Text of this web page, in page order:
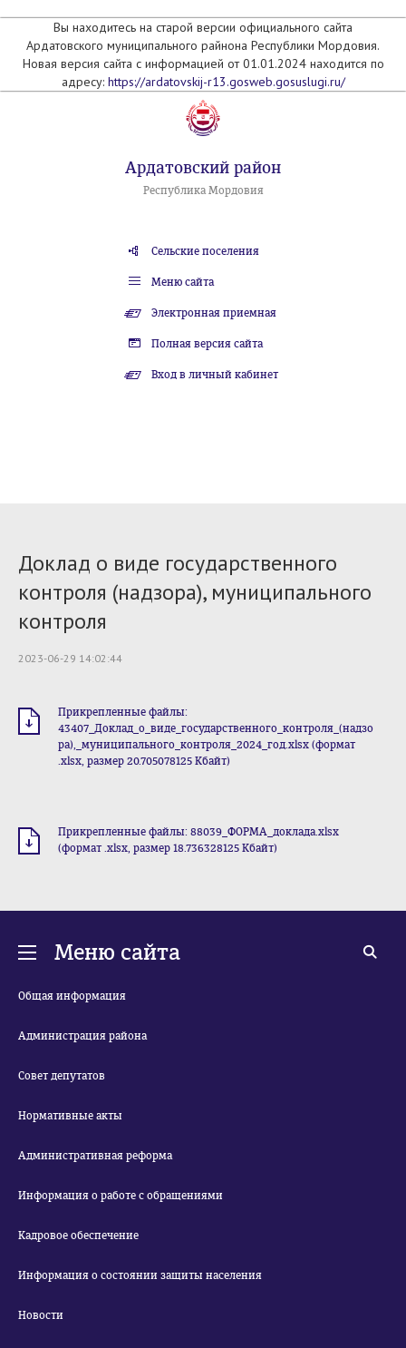
Вы находитесь на старой версии официального сайта
Ардатовского муниципального райнона Республики Мордовия.
Новая версия сайта с информацией от 01.01.2024 находится по
адресу: https://ardatovskij-r13.gosweb.gosuslugi.ru/
Ардатовский район
Республика Мордовия
Сельские поселения
Меню сайта
Электронная приемная
Полная версия сайта
Вход в личный кабинет
Доклад о виде государственного
контроля (надзора), муниципального
контроля
2023-06-29 14:02:44
Прикрепленные файлы:
43407_Доклад_о_виде_государственного_контроля_(надзо
ра),_муниципального_контроля_2024_год.xlsx (формат
.xlsx, размер 20.705078125 Кбайт)
Прикрепленные файлы: 88039_ФОРМА_доклада.xlsx
(формат .xlsx, размер 18.736328125 Кбайт)
Меню сайта
Общая информация
Администрация района
Совет депутатов
Нормативные акты
Административная реформа
Информация о работе с обращениями
Кадровое обеспечение
Информация о состоянии защиты населения
Новости